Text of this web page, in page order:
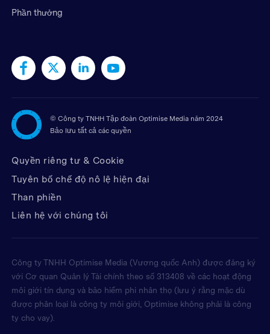
Phần thưởng
© Công ty TNHH Tập đoàn Optimise Media năm 2024
Bảo lưu tất cả các quyền
Quyền riêng tư & Cookie
Tuyên bố chế độ nô lệ hiện đại
Than phiền
Liên hệ với chúng tôi
Công ty TNHH Optimise Media (Vương quốc Anh) được đăng ký
với Cơ quan Quản lý Tài chính theo số 313408 về các hoạt động
môi giới tín dụng và bảo hiểm phi nhân thọ (lưu ý rằng mặc dù
được phân loại là công ty môi giới, Optimise không phải là công
ty cho vay).